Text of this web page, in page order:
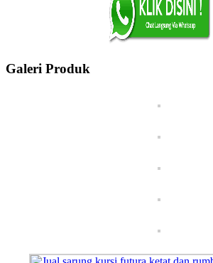
Galeri Produk